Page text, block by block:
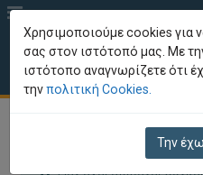
Περιοχή
Δεν έχει επιλεγεί
Χρησιμοποιούμε cookies για
σας στον ιστότοπό μας. Με
ιστότοπο αναγνωρίζετε ότι
τηνπολιτική Cookies.
Την